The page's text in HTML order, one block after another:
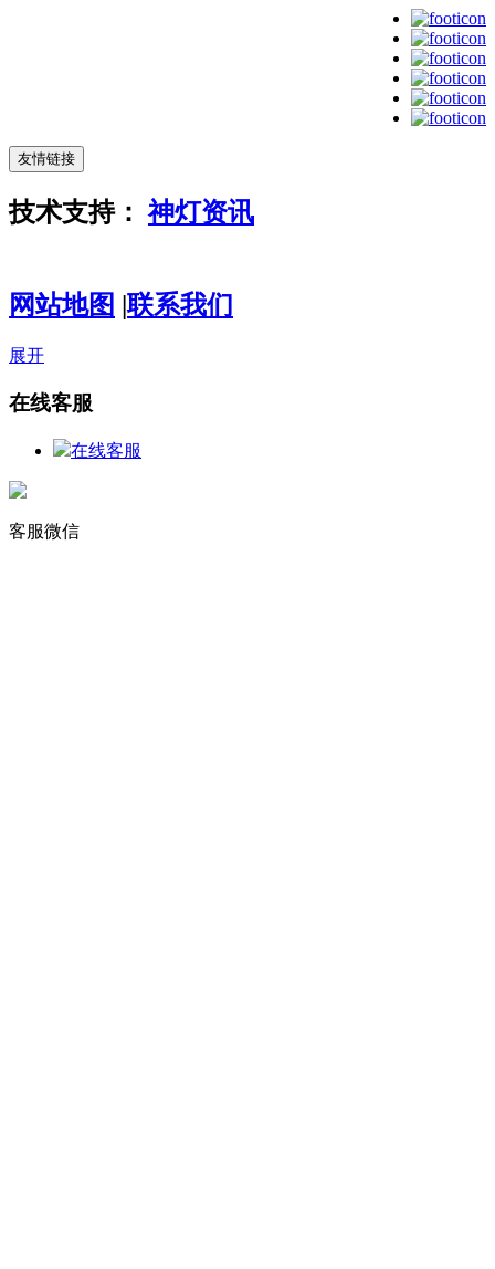
友情链接
技术支持：神灯资讯
网站地图 |联系我们
展开
在线客服
在线客服
客服微信